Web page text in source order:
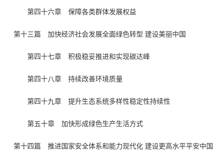
第四十六章 保障各类群体发展权益
第十三篇 加快经济社会发展全面绿色转型 建设美丽中国
第四十七章 积极稳妥推进和实现碳达峰
第四十八章 持续改善环境质量
第四十九章 提升生态系统多样性稳定性持续性
第五十章 加快形成绿色生产生活方式
第十四篇 推进国家安全体系和能力现代化 建设更高水平平安中国